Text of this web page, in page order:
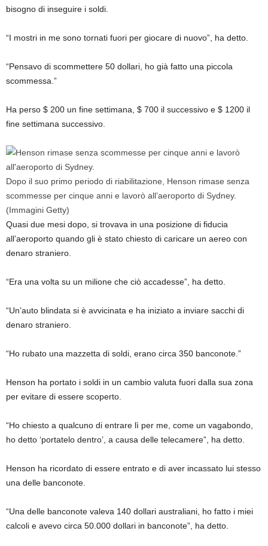
bisogno di inseguire i soldi.
“I mostri in me sono tornati fuori per giocare di nuovo”, ha detto.
“Pensavo di scommettere 50 dollari, ho già fatto una piccola
scommessa.”
Ha perso $ 200 un fine settimana, $ 700 il successivo e $ 1200 il
fine settimana successivo.
Dopo il suo primo periodo di riabilitazione, Henson rimase senza
scommesse per cinque anni e lavorò all’aeroporto di Sydney.
(Immagini Getty)
Quasi due mesi dopo, si trovava in una posizione di fiducia
all’aeroporto quando gli è stato chiesto di caricare un aereo con
denaro straniero.
“Era una volta su un milione che ciò accadesse”, ha detto.
“Un’auto blindata si è avvicinata e ha iniziato a inviare sacchi di
denaro straniero.
“Ho rubato una mazzetta di soldi, erano circa 350 banconote.”
Henson ha portato i soldi in un cambio valuta fuori dalla sua zona
per evitare di essere scoperto.
“Ho chiesto a qualcuno di entrare lì per me, come un vagabondo,
ho detto ‘portatelo dentro’, a causa delle telecamere”, ha detto.
Henson ha ricordato di essere entrato e di aver incassato lui stesso
una delle banconote.
“Una delle banconote valeva 140 dollari australiani, ho fatto i miei
calcoli e avevo circa 50.000 dollari in banconote”, ha detto.